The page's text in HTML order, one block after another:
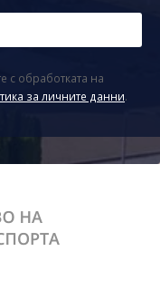
с обработката на
за личните данни.